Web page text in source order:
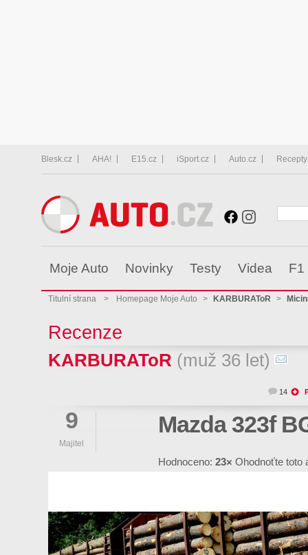
Blesk.cz AHA! E15.cz iSport.cz Auto.cz
Moje Auto Novinky Testy Videa F1
Titulní strana > Homepage Moje Auto > KARBURAToR >
Recenze
KARBURAToR (muž 36 let)
14
9
Majitel
Mazda 323f
Hodnoceno: 23× Ohodnoťte toto